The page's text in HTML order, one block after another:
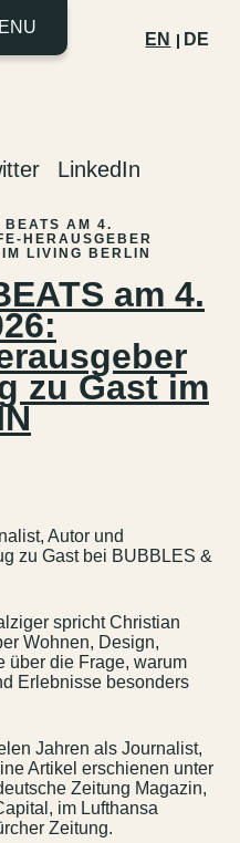
EN DE
LinkedIn
AM 4.
HERAUSGEBER
LIVING BERLIN
am 4.
zu Gast im
Autor und
zu Gast bei BUBBLES &
spricht Christian
Wohnen, Design,
über die Frage, warum
Erlebnisse besonders
Jahren als Journalist,
Artikel erschienen unter
Zeitung Magazin,
im Lufthansa
Zeitung.